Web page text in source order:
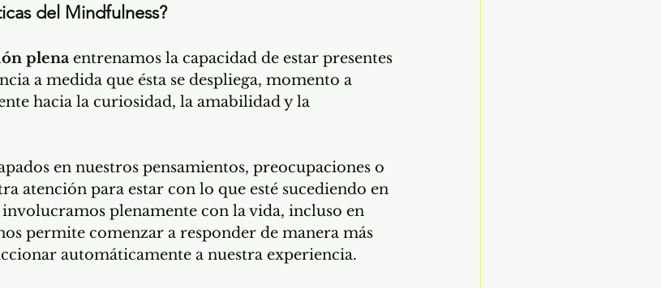
del Mindfulness?
plena entrenamos la capacidad de estar presentes
a medida que ésta se despliega, momento a
hacia la curiosidad, la amabilidad y la
en nuestros pensamientos, preocupaciones o
atención para estar con lo que esté sucediendo en
involucramos plenamente con la vida, incluso en
permite comenzar a responder de manera más
automáticamente a nuestra experiencia.